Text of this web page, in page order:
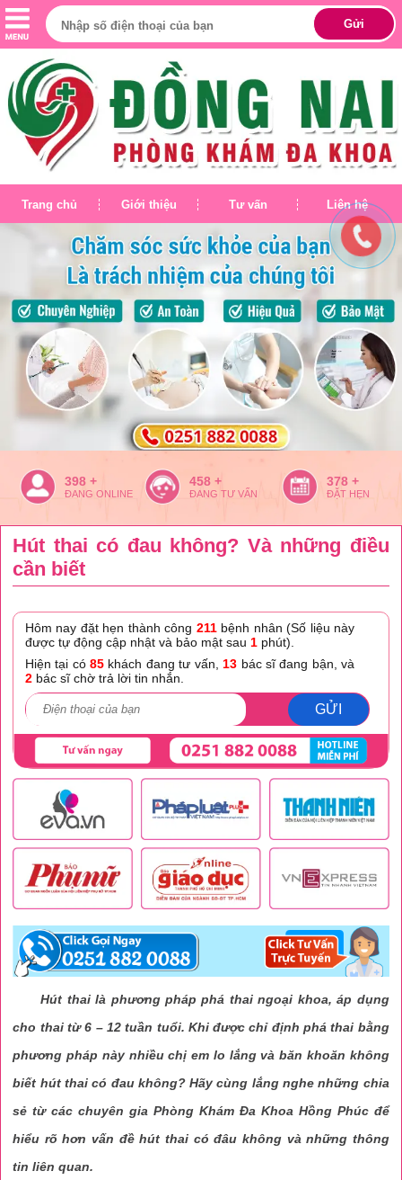
Trang chủ Giới thiệu Tư vấn Liên hệ
370 +
ĐANG ONLINE
430 +
ĐANG TƯ VẤN
350 +
ĐẶT HẸN
Hút thai có đau không? Và những điều
cần biết
Hôm nay đặt hẹn thành công 211bệnh nhân (Số liệu này
được tự động cập nhật và bảo mật sau 1phút).
Hiện tại có 85 khách đang tư vấn, 13 bác sĩ đang bận, và
2bác sĩ chờ trả lời tin nhắn.
GỬI
Hút thai là phương pháp phá thai ngoại khoa, áp dụng
cho thai từ 6 – 12 tuần tuổi. Khi được chỉ định phá thai bằng
phương pháp này nhiều chị em lo lắng và băn khoăn không
biết hút thai có đau không? Hãy cùng lắng nghe những chia
sẻ từ các chuyên gia Phòng Khám Đa Khoa Hồng Phúc để
hiểu rõ hơn vấn đề hút thai có đâu không và những thông
tin liên quan.